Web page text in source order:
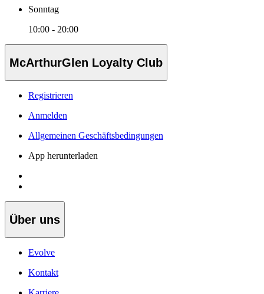
Sonntag
10:00 - 20:00
McArthurGlen Loyalty Club
Registrieren
Anmelden
Allgemeinen Geschäftsbedingungen
App herunterladen
Über uns
Evolve
Kontakt